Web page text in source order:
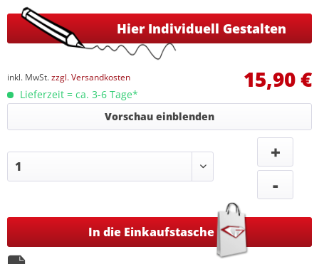
Hier Individuell Gestalten
15,90 €
inkl. MwSt.zzgl. Versandkosten
Lieferzeit = ca. 3-6 Tage*
Vorschau einblenden
+
-
In die Einkaufstasche